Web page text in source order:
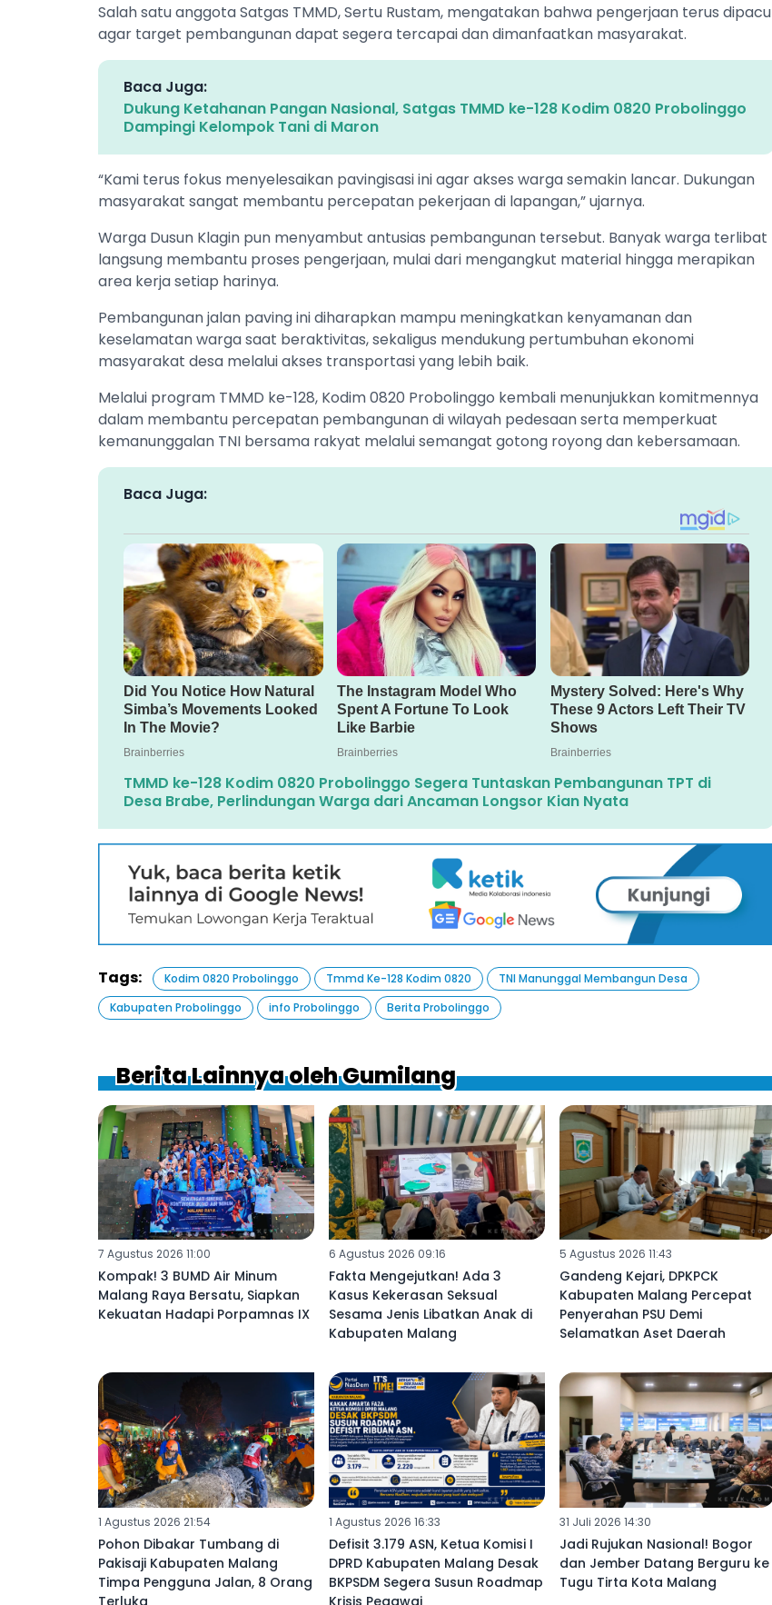
Salah satu anggota Satgas TMMD, Sertu Rustam, mengatakan bahwa pengerjaan terus dipacu
agar target pembangunan dapat segera tercapai dan dimanfaatkan masyarakat.
Baca Juga:
Dukung Ketahanan Pangan Nasional, Satgas TMMD ke-128 Kodim 0820 Probolinggo
Dampingi Kelompok Tani di Maron
“Kami terus fokus menyelesaikan pavingisasi ini agar akses warga semakin lancar. Dukungan
masyarakat sangat membantu percepatan pekerjaan di lapangan,” ujarnya.
Warga Dusun Klagin pun menyambut antusias pembangunan tersebut. Banyak warga terlibat
langsung membantu proses pengerjaan, mulai dari mengangkut material hingga merapikan
area kerja setiap harinya.
Pembangunan jalan paving ini diharapkan mampu meningkatkan kenyamanan dan
keselamatan warga saat beraktivitas, sekaligus mendukung pertumbuhan ekonomi
masyarakat desa melalui akses transportasi yang lebih baik.
Melalui program TMMD ke-128, Kodim 0820 Probolinggo kembali menunjukkan komitmennya
dalam membantu percepatan pembangunan di wilayah pedesaan serta memperkuat
kemanunggalan TNI bersama rakyat melalui semangat gotong royong dan kebersamaan.
Baca Juga:
TMMD ke-128 Kodim 0820 Probolinggo Segera Tuntaskan Pembangunan TPT di
Desa Brabe, Perlindungan Warga dari Ancaman Longsor Kian Nyata
Tags: Kodim 0820 Probolinggo Tmmd Ke-128 Kodim 0820
TNI Manunggal Membangun Desa
Kabupaten Probolinggo
info Probolinggo Berita Probolinggo
Berita Lainnya oleh Gumilang
7 Agustus 2026 11:00
Kompak! 3 BUMD Air Minum
Malang Raya Bersatu, Siapkan
Kekuatan Hadapi Porpamnas IX
6 Agustus 2026 09:16
Fakta Mengejutkan! Ada 3
Kasus Kekerasan Seksual
Sesama Jenis Libatkan Anak di
Kabupaten Malang ‎
5 Agustus 2026 11:43
Gandeng Kejari, DPKPCK
Kabupaten Malang Percepat
Penyerahan PSU Demi
Selamatkan Aset Daerah ‎
1 Agustus 2026 21:54
Pohon Dibakar Tumbang di
Pakisaji Kabupaten Malang
Timpa Pengguna Jalan, 8 Orang
Terluka
1 Agustus 2026 16:33
Defisit 3.179 ASN, Ketua Komisi I
DPRD Kabupaten Malang Desak
BKPSDM Segera Susun Roadmap
Krisis Pegawai ‎
31 Juli 2026 14:30
‎Jadi Rujukan Nasional! Bogor
dan Jember Datang Berguru ke
Tugu Tirta Kota Malang ‎